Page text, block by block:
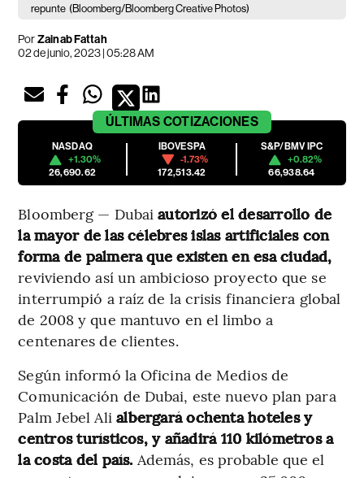
repunte (Bloomberg/Bloomberg Creative Photos)
PorZainab Fattah
02 de junio, 2023 | 05:28 AM
ÚLTIMAS COTIZACIONES
NASDAQ
+1.30%
26,690.62
IBOVESPA
-1.73%
172,513.42
S&P/BMV IPC
+0.82%
66,938.64
Bloomberg — Dubaiautorizó el desarrollo de
la mayor de las célebres islas artificiales con
forma de palmera que existen en esa ciudad,
reviviendo así un ambicioso proyecto que se
interrumpió a raíz de la crisis financiera global
de 2008 y que mantuvo en el limbo a
centenares de clientes.
Según informó la Oficina de Medios de
Comunicación de Dubai, este nuevo plan para
Palm Jebel Ali albergará ochenta hoteles y
centros turísticos, y añadirá 110 kilómetros a
la costa del país. Además, es probable que el